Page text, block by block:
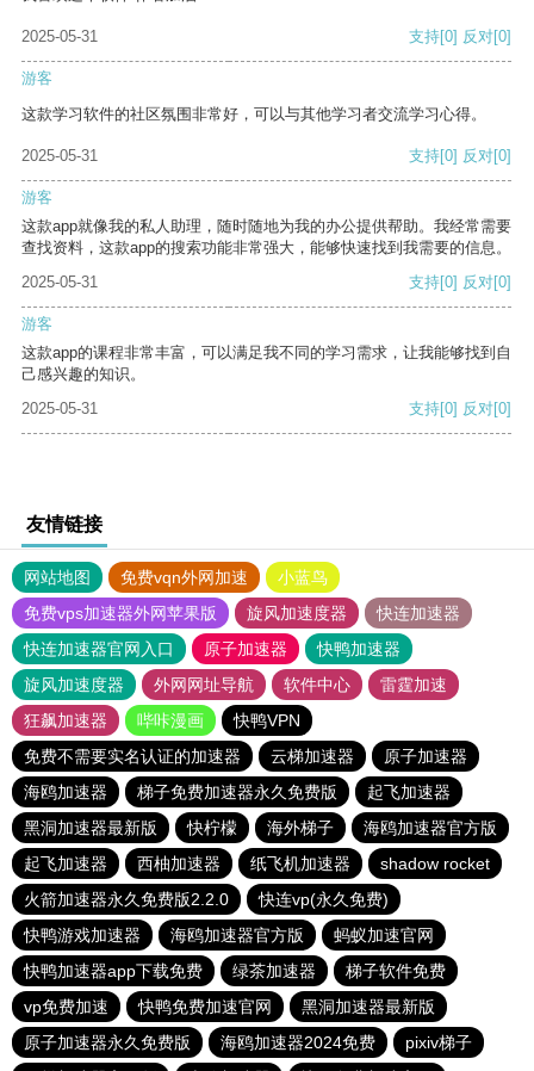
2025-05-31 支持[0] 反对[0]
游客
这款学习软件的社区氛围非常好，可以与其他学习者交流学习心得。
2025-05-31 支持[0] 反对[0]
游客
这款app就像我的私人助理，随时随地为我的办公提供帮助。我经常需要
查找资料，这款app的搜索功能非常强大，能够快速找到我需要的信息。
2025-05-31
支持[0] 反对[0]
游客
这款app的课程非常丰富，可以满足我不同的学习需求，让我能够找到自
己感兴趣的知识。
2025-05-31
支持[0] 反对[0]
友情链接
网站地图 免费vqn外网加速
小蓝鸟
免费vps加速器外网苹果版
旋风加速度器
快连加速器
快连加速器官网入口
原子加速器
快鸭加速器
旋风加速度器
外网网址导航 软件中心
雷霆加速
狂飙加速器
哔咔漫画
快鸭VPN
免费不需要实名认证的加速器
云梯加速器
原子加速器
海鸥加速器
梯子免费加速器永久免费版
起飞加速器
黑洞加速器最新版
快柠檬 海外梯子
海鸥加速器官方版
起飞加速器
西柚加速器 纸飞机加速器
shadow rocket
火箭加速器永久免费版2.2.0
快连vp(永久免费)
快鸭游戏加速器
海鸥加速器官方版
蚂蚁加速官网
快鸭加速器app下载免费
绿茶加速器
梯子软件免费
vp免费加速
快鸭免费加速官网
黑洞加速器最新版
原子加速器永久免费版
海鸥加速器2024免费
pixiv梯子